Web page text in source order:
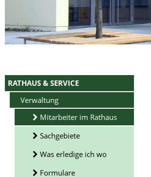
RATHAUS & SERVICE
Verwaltung
Mitarbeiter im Rathaus
Sachgebiete
Was erledige ich wo
Formulare